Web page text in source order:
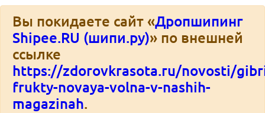
Вы покидаете сайт «Дропшипинг
Shipee.RU (шипи.ру)» по внешней
ссылке
https://zdorovkrasota.ru/novosti/
frukty-novaya-volna-v-nashih-
magazinah.